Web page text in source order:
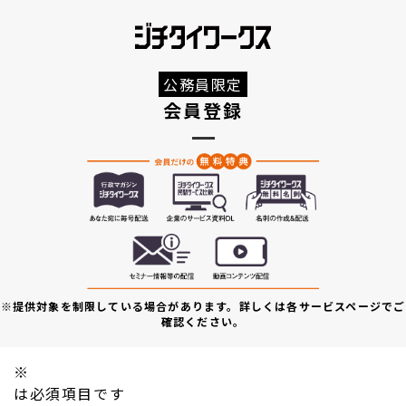
公務員限定
会員登録
※提供対象を制限している場合があります。詳しくは各サービスページでご
確認ください。
※
は必須項目です